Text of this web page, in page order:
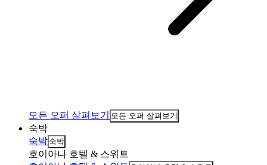
모든 오퍼 살펴보기 모든 오퍼 살펴보기
숙박
숙박 숙박
호이아나 호텔 & 스위트